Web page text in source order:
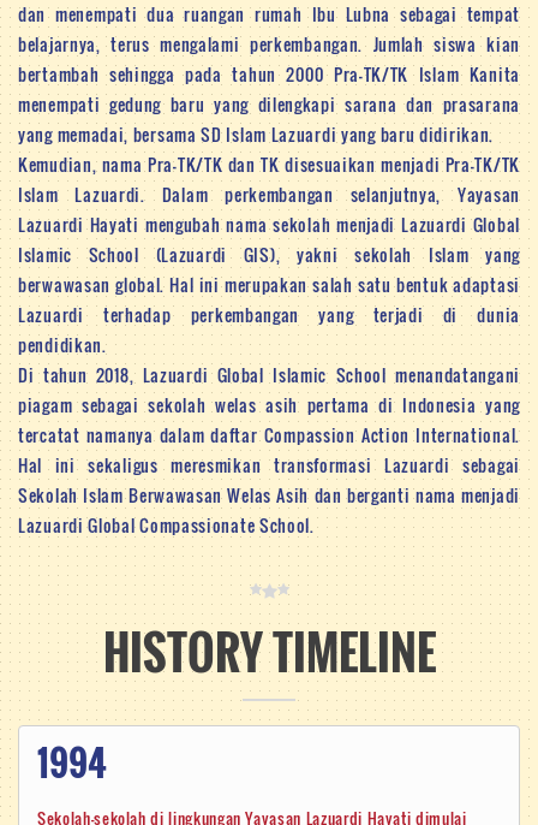
dan menempati dua ruangan rumah Ibu Lubna sebagai tempat
belajarnya, terus mengalami perkembangan. Jumlah siswa kian
bertambah sehingga pada tahun 2000 Pra-TK/TK Islam Kanita
menempati gedung baru yang dilengkapi sarana dan prasarana
yang memadai, bersama SD Islam Lazuardi yang baru didirikan.
Kemudian, nama Pra-TK/TK dan TK disesuaikan menjadi Pra-TK/TK
Islam Lazuardi. Dalam perkembangan selanjutnya, Yayasan
Lazuardi Hayati mengubah nama sekolah menjadi Lazuardi Global
Islamic School (Lazuardi GIS), yakni sekolah Islam yang
berwawasan global. Hal ini merupakan salah satu bentuk adaptasi
Lazuardi terhadap perkembangan yang terjadi di dunia
pendidikan.
Di tahun 2018, Lazuardi Global Islamic School menandatangani
piagam sebagai sekolah welas asih pertama di Indonesia yang
tercatat namanya dalam daftar Compassion Action International.
Hal ini sekaligus meresmikan transformasi Lazuardi sebagai
Sekolah Islam Berwawasan Welas Asih dan berganti nama menjadi
Lazuardi Global Compassionate School.
HISTORY TIMELINE
1994
Sekolah-sekolah di lingkungan Yayasan Lazuardi Hayati dimulai